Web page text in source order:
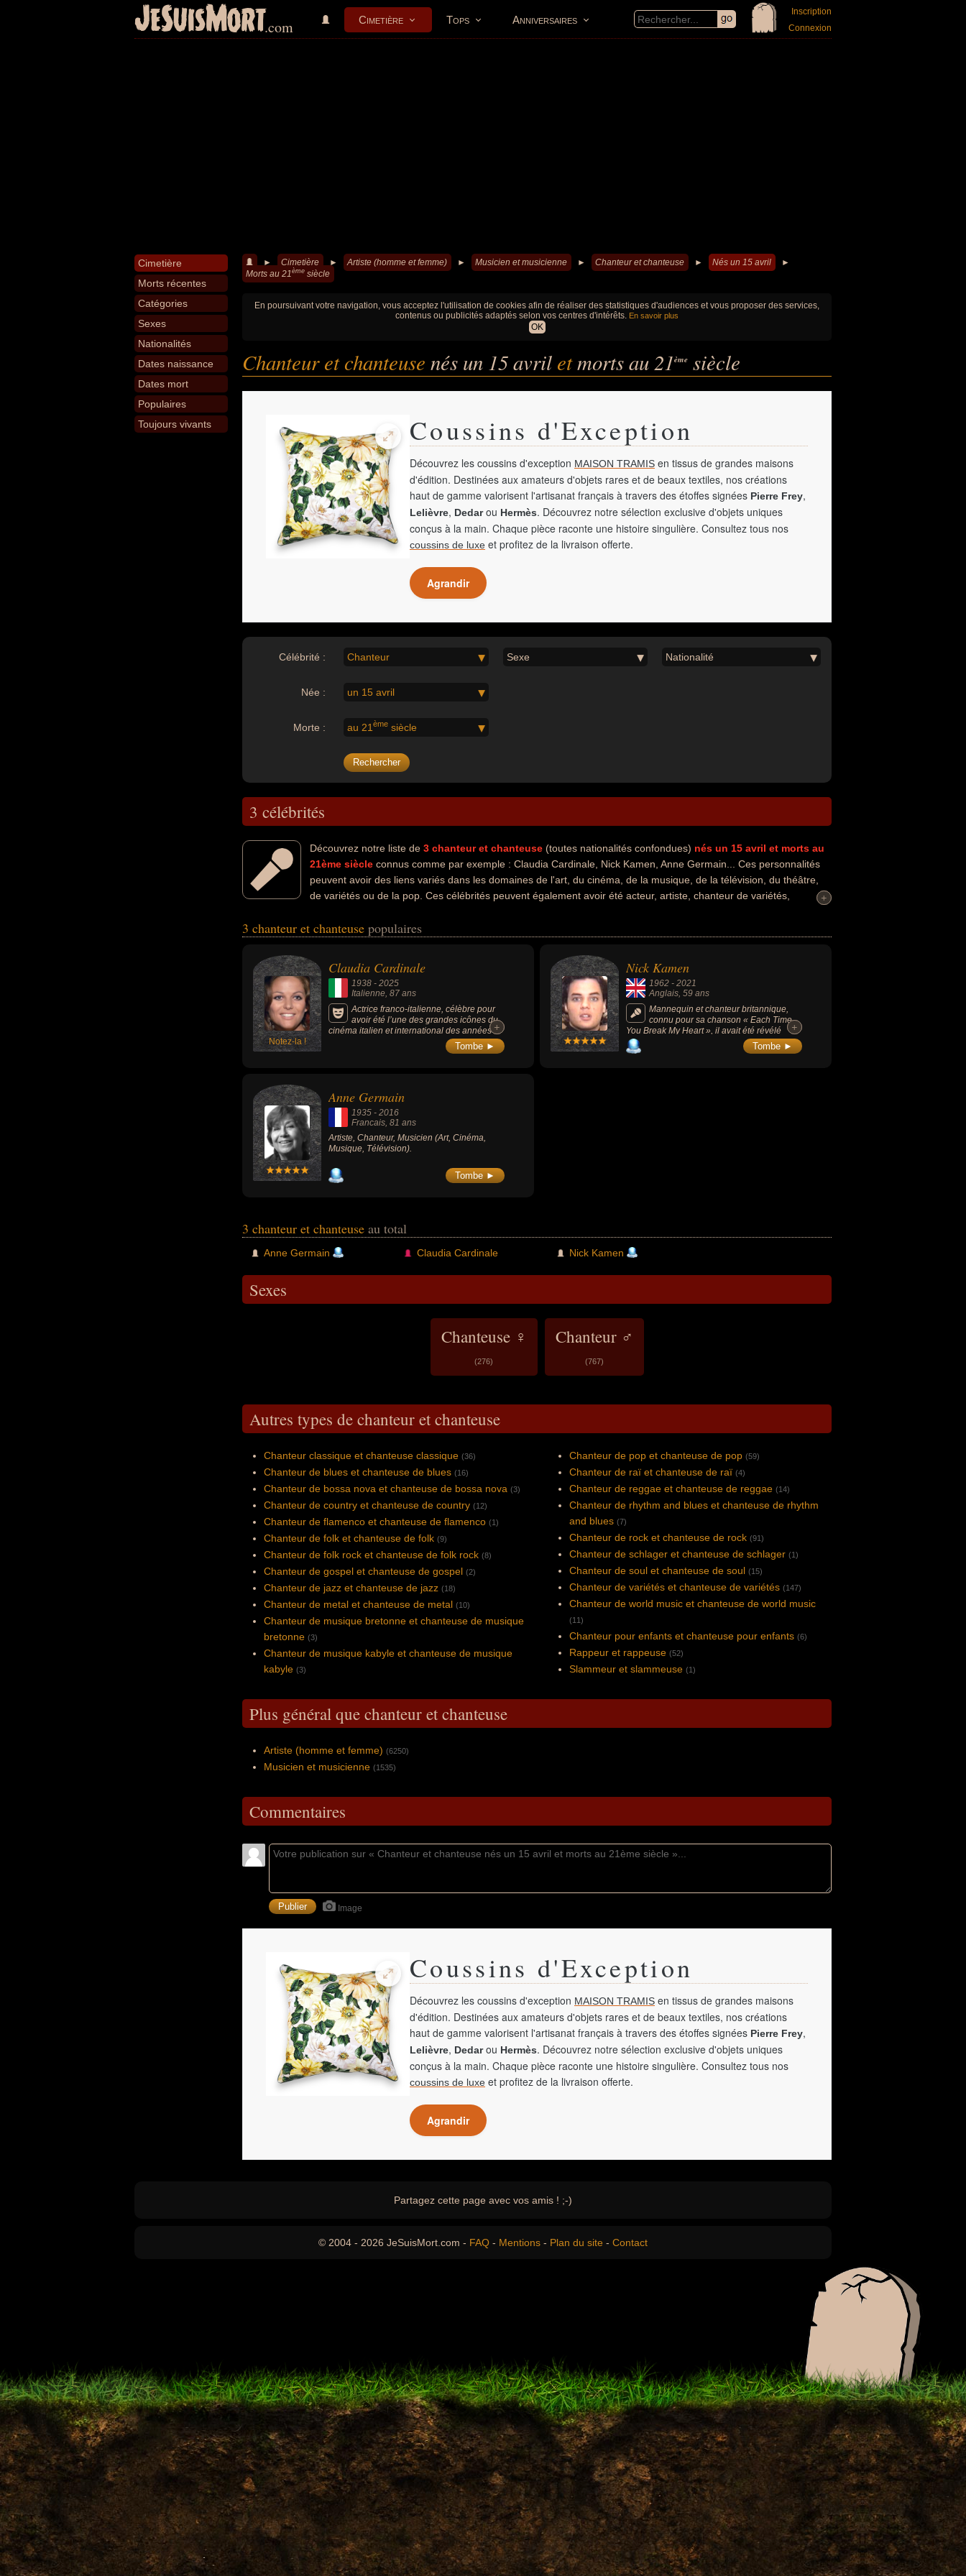
JeSuisMort.com Cimetière Tops Anniversaires
Inscription
Connexion
Cimetière
Morts récentes
Catégories
Sexes
Nationalités
Dates naissance
Dates mort
Populaires
Toujours vivants
► Cimetière ► Artiste (homme et femme) ► Musicien et musicienne ► Chanteur et chanteuse ► Nés un 15 avril
►
Morts au 21ème siècle
En poursuivant votre navigation, vous acceptez l'utilisation de cookies afin de réaliser des statistiques d'audiences et vous proposer des services,
contenus ou publicités adaptés selon vos centres d'intérêts. En savoir plus
OK
Chanteur et chanteuse nés un 15 avril etmorts au 21ème siècle
Coussins d'Exception
Découvrez les coussins d'exception MAISON TRAMIS en tissus de grandes maisons
d'édition. Destinées aux amateurs d'objets rares et de beaux textiles, nos créations
haut de gamme valorisent l'artisanat français à travers des étoffes signées Pierre Frey,
Lelièvre, Dedarou Hermès. Découvrez notre sélection exclusive d'objets uniques
conçus à la main. Chaque pièce raconte une histoire singulière. Consultez tous nos
coussins de luxe et profitez de la livraison offerte.
Agrandir
Célébrité : Chanteur Sexe Nationalité
Née : un 15 avril
Morte : au 21ème siècle
3 célébrités
Découvrez notre liste de 3 chanteur et chanteuse (toutes nationalités confondues) nés un 15 avril et morts au
21ème siècle connus comme par exemple : Claudia Cardinale, Nick Kamen, Anne Germain... Ces personnalités
peuvent avoir des liens variés dans les domaines de l'art, du cinéma, de la musique, de la télévision, du théâtre,
de variétés ou de la pop. Ces célébrités peuvent également avoir été acteur, artiste, chanteur de variétés,
italien, francais ou anglais par exemple.
+
+
3 chanteur et chanteuse populaires
Notez-la !
Claudia Cardinale
1938 - 2025
Italienne, 87 ans
Actrice franco-italienne, célèbre pour
avoir été l’une des grandes icônes du
cinéma italien et international des années
1960 et 1970 en jouant dans des chefs-
d’œuvre comme "Le Guépard", "8½" et "Il
+
+
Tombe ►
Nick Kamen
1962 -2021
Anglais, 59 ans
Mannequin et chanteur britannique,
connu pour sa chanson « Each Time
You Break My Heart », il avait été révélé
dans une célèbre publicité pour les jeans
Levi's et était l'ex-protégé de Madonna dans
+
+
Tombe ►
Anne Germain
1935 - 2016
Francais, 81 ans
Artiste, Chanteur, Musicien (Art, Cinéma,
Musique, Télévision).
Tombe ►
3 chanteur et chanteuse au total
Anne Germain Claudia Cardinale Nick Kamen
Sexes
Chanteuse ♀
(276)
Chanteur ♂
(767)
Autres types de chanteur et chanteuse
Chanteur classique et chanteuse classique (36)
Chanteur de blues et chanteuse de blues (16)
Chanteur de bossa nova et chanteuse de bossa nova (3)
Chanteur de country et chanteuse de country (12)
Chanteur de flamenco et chanteuse de flamenco (1)
Chanteur de folk et chanteuse de folk (9)
Chanteur de folk rock et chanteuse de folk rock (8)
Chanteur de gospel et chanteuse de gospel (2)
Chanteur de jazz et chanteuse de jazz (18)
Chanteur de metal et chanteuse de metal (10)
Chanteur de musique bretonne et chanteuse de musique
bretonne (3)
Chanteur de musique kabyle et chanteuse de musique
kabyle (3)
Chanteur de pop et chanteuse de pop (59)
Chanteur de raï et chanteuse de raï (4)
Chanteur de reggae et chanteuse de reggae (14)
Chanteur de rhythm and blues et chanteuse de rhythm
and blues (7)
Chanteur de rock et chanteuse de rock (91)
Chanteur de schlager et chanteuse de schlager (1)
Chanteur de soul et chanteuse de soul (15)
Chanteur de variétés et chanteuse de variétés (147)
Chanteur de world music et chanteuse de world music
(11)
Chanteur pour enfants et chanteuse pour enfants (6)
Rappeur et rappeuse (52)
Slammeur et slammeuse (1)
Plus général que chanteur et chanteuse
Artiste (homme et femme) (6250)
Musicien et musicienne (1535)
Commentaires
Image
Coussins d'Exception
Découvrez les coussins d'exception MAISON TRAMIS en tissus de grandes maisons
d'édition. Destinées aux amateurs d'objets rares et de beaux textiles, nos créations
haut de gamme valorisent l'artisanat français à travers des étoffes signées Pierre Frey,
Lelièvre, Dedarou Hermès. Découvrez notre sélection exclusive d'objets uniques
conçus à la main. Chaque pièce raconte une histoire singulière. Consultez tous nos
coussins de luxe et profitez de la livraison offerte.
Agrandir
Partagez cette page avec vos amis ! ;-)
© 2004 - 2026 JeSuisMort.com - FAQ - Mentions - Plan du site - Contact